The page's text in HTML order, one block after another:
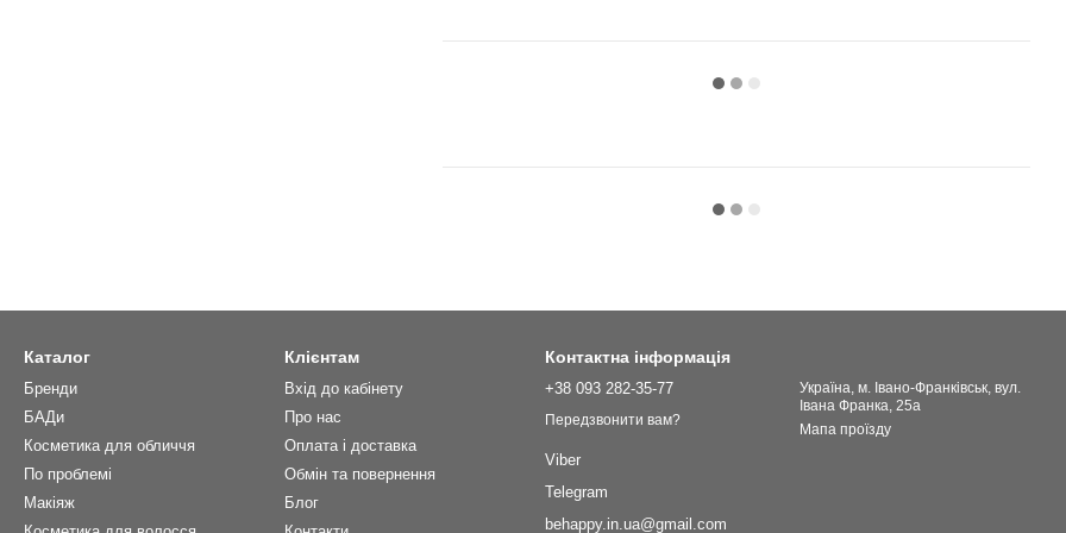
Каталог
Бренди
БАДи
Косметика для обличчя
По проблемі
Макіяж
Клієнтам
Вхід до кабінету
Про нас
Оплата і доставка
Обмін та повернення
Блог
Контактна інформація
+38 093 282-35-77
Передзвонити вам?
Viber
Telegram
behappy.in.ua@gmail.com
Українa, м. Івано-Франківськ, вул.
Івана Франка, 25а
Мапа проїзду